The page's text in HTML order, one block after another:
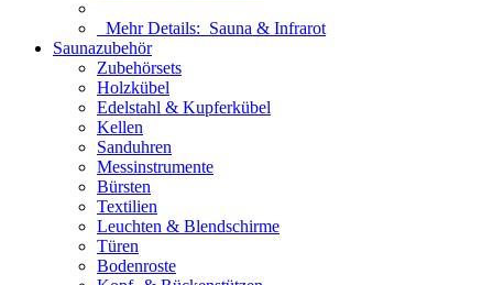
Mehr Details: Sauna & Infrarot
Saunazubehör
Zubehörsets
Holzkübel
Edelstahl & Kupferkübel
Kellen
Sanduhren
Messinstrumente
Bürsten
Textilien
Leuchten & Blendschirme
Türen
Bodenroste